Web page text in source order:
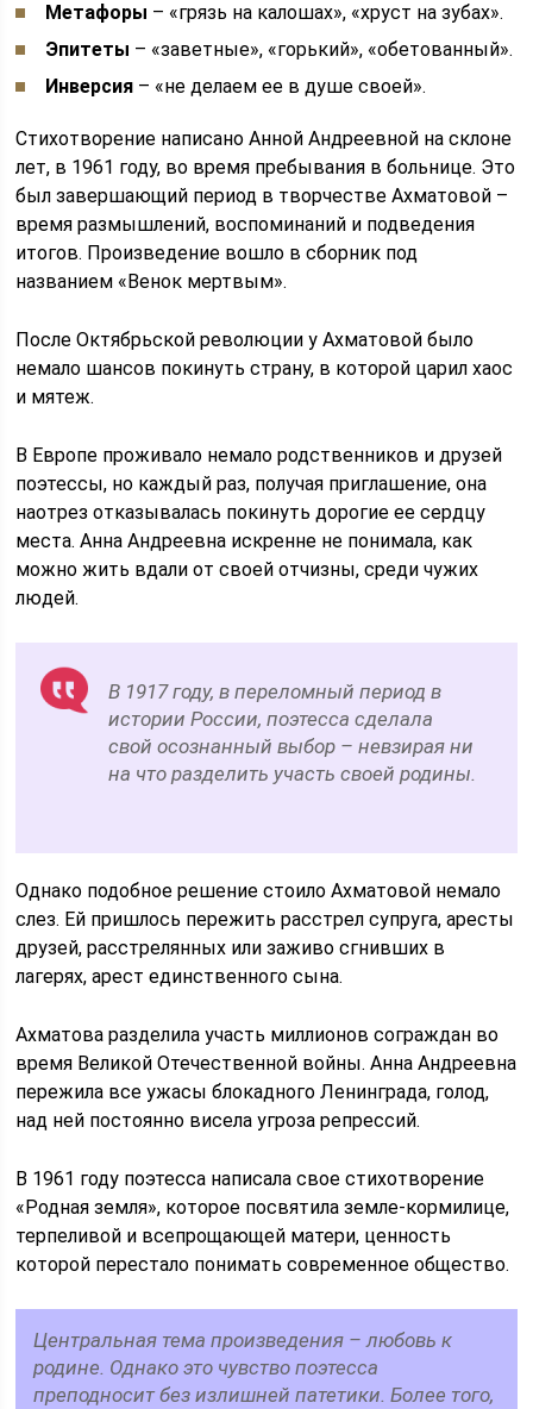
Метафоры – «грязь на калошах», «хруст на зубах».
Эпитеты – «заветные», «горький», «обетованный».
Инверсия – «не делаем ее в душе своей».
Стихотворение написано Анной Андреевной на склоне
лет, в 1961 году, во время пребывания в больнице. Это
был завершающий период в творчестве Ахматовой –
время размышлений, воспоминаний и подведения
итогов. Произведение вошло в сборник под
названием «Венок мертвым».
После Октябрьской революции у Ахматовой было
немало шансов покинуть страну, в которой царил хаос
и мятеж.
В Европе проживало немало родственников и друзей
поэтессы, но каждый раз, получая приглашение, она
наотрез отказывалась покинуть дорогие ее сердцу
места. Анна Андреевна искренне не понимала, как
можно жить вдали от своей отчизны, среди чужих
людей.
В 1917 году, в переломный период в
истории России, поэтесса сделала
свой осознанный выбор – невзирая ни
на что разделить участь своей родины.
Однако подобное решение стоило Ахматовой немало
слез. Ей пришлось пережить расстрел супруга, аресты
друзей, расстрелянных или заживо сгнивших в
лагерях, арест единственного сына.
Ахматова разделила участь миллионов сограждан во
время Великой Отечественной войны. Анна Андреевна
пережила все ужасы блокадного Ленинграда, голод,
над ней постоянно висела угроза репрессий.
В 1961 году поэтесса написала свое стихотворение
«Родная земля», которое посвятила земле-кормилице,
терпеливой и всепрощающей матери, ценность
которой перестало понимать современное общество.
Центральная тема произведения – любовь к
родине. Однако это чувство поэтесса
преподносит без излишней патетики. Более того,